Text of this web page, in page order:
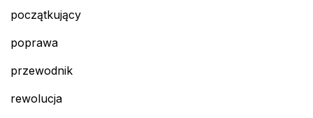
początkujący
poprawa
przewodnik
rewolucja